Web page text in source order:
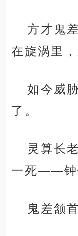
方才鬼
在旋涡里
如今威
了。
灵算长
一死——钟
鬼差颔首